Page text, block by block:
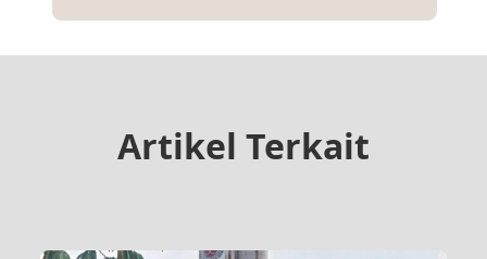
Artikel Terkait